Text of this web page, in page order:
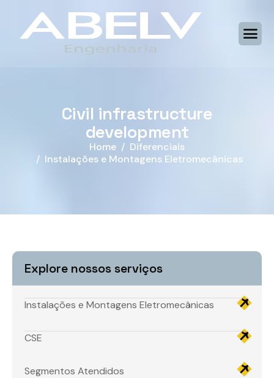
Civil infrastructure
development
Home
Diferenciais
Instalações e Montagens Eletromecânicas
Explore nossos serviços
Instalações e Montagens Eletromecânicas
CSE
Segmentos Atendidos